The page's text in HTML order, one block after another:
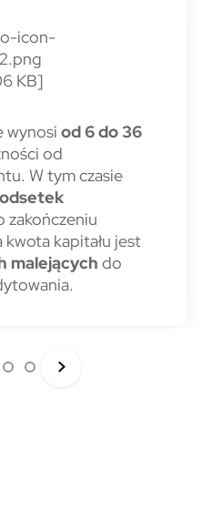
wynosi od 6 do 36
od
W tym czasie
zakończeniu
kwota kapitału jest
malejących do